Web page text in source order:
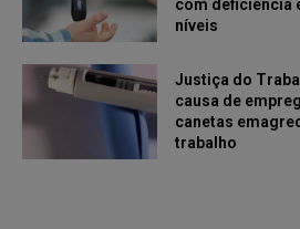
com deficiência
níveis
Justiça do
causa de
canetas
trabalho